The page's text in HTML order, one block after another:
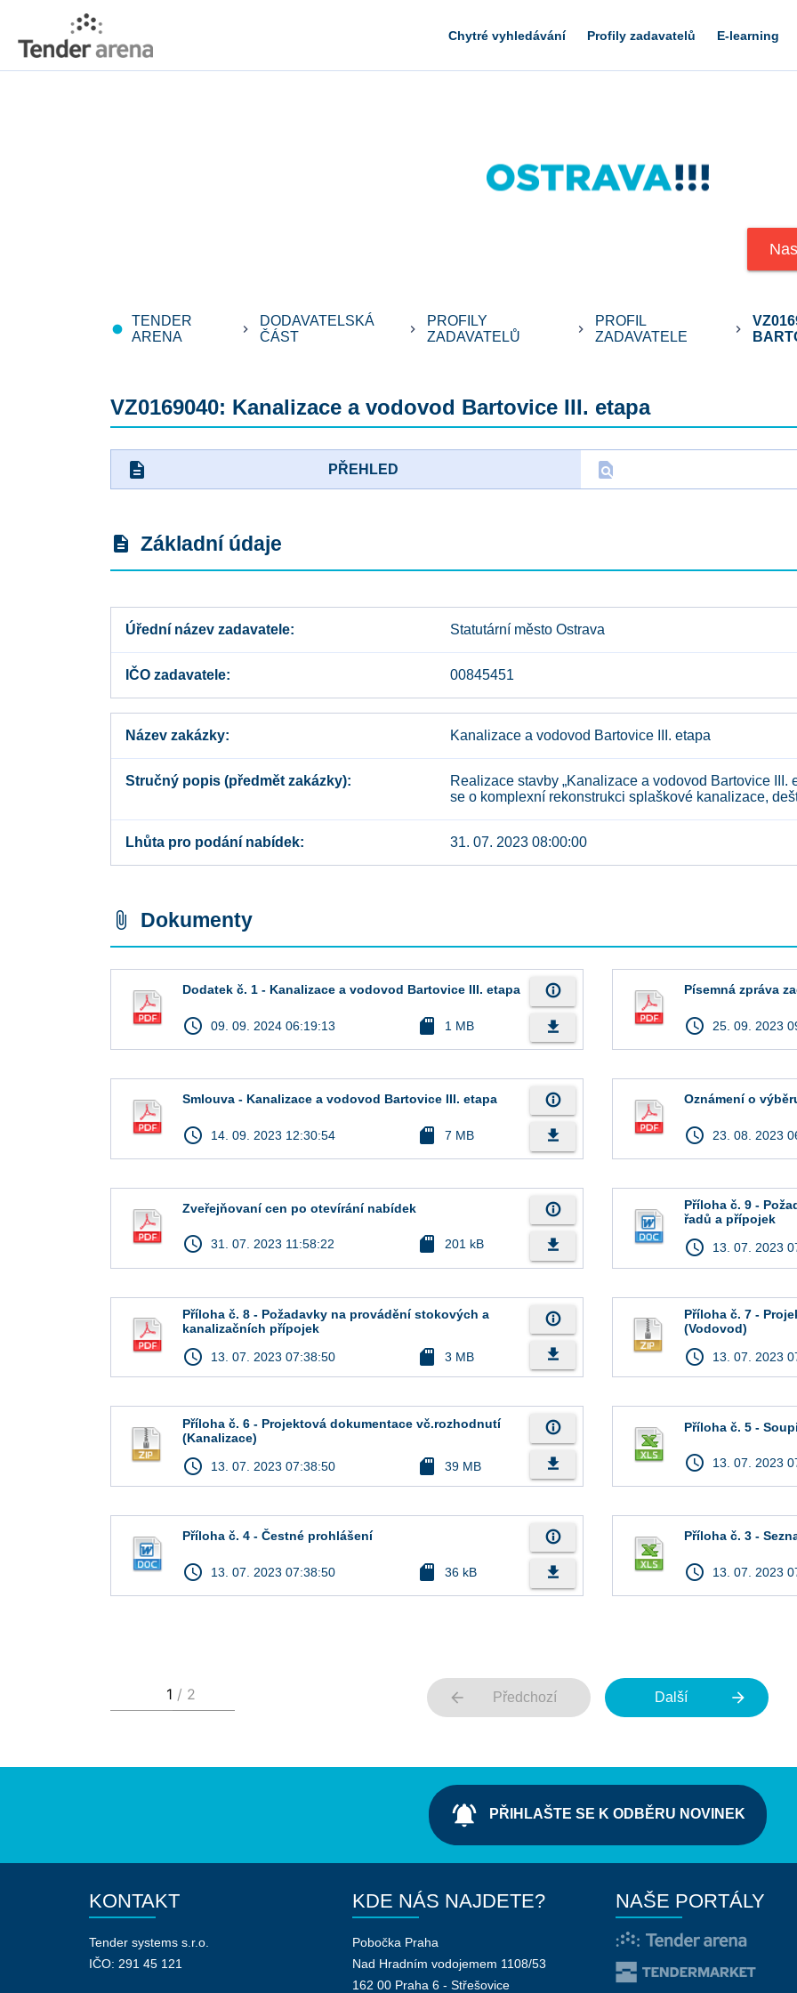
Chytré vyhledávání Profily zadavatelů E-learning
fiber_manual_record
TENDER
ARENA
keyboard_arrow_right
DODAVATELSKÁ
ČÁST
keyboard_arrow_right
PROFILY
ZADAVATELŮ
keyboard_arrow_right
PROFIL
ZADAVATELE
keyboard_arrow_right
VZ0169040: Kanalizace a vodovod Bartovice III. etapa
description PŘEHLED find_in_page
description Základní údaje
Úřední název zadavatele Statutární město Ostrava
IČO zadavatele 00845451
Název zakázky Kanalizace a vodovod Bartovice III. etapa
Stručný popis (předmět zakázky)
Realizace stavby „Kanalizace a vodovod Bartovice III.
se o komplexní rekonstrukci splaškové kanalizace,
Lhůta pro podání nabídek 31. 07. 2023 08:00:00
attach_file Dokumenty
Dodatek č. 1 - Kanalizace a vodovod Bartovice III. etapa
access_time 09. 09. 2024 06:19:13 sd_card 1 MB
info_outline
file_download
Písemná zpráva
access_time 25. 09. 2023
Smlouva - Kanalizace a vodovod Bartovice III. etapa
access_time 14. 09. 2023 12:30:54 sd_card 7 MB
info_outline
file_download
Oznámení o
access_time 23. 08. 2023
Zveřejňovaní cen po otevírání nabídek
access_time 31. 07. 2023 11:58:22 sd_card 201 kB
info_outline
file_download
Příloha č. 9 -
řadů a přípojek
access_time 13. 07. 2023
Příloha č. 8 - Požadavky na provádění stokových a
kanalizačních přípojek
access_time 13. 07. 2023 07:38:50 sd_card 3 MB
info_outline
file_download
Příloha č. 7 -
(Vodovod)
access_time 13. 07. 2023
Příloha č. 6 - Projektová dokumentace vč.rozhodnutí
(Kanalizace)
access_time 13. 07. 2023 07:38:50 sd_card 39 MB
info_outline
file_download
Příloha č. 5 -
access_time 13. 07. 2023
Příloha č. 4 - Čestné prohlášení
access_time 13. 07. 2023 07:38:50 sd_card 36 kB
info_outline
file_download
Příloha č. 3 -
access_time 13. 07. 2023
arrow_back Předchozí Další arrow_forward
notifications_active PŘIHLAŠTE SE K ODBĚRU NOVINEK
KONTAKT
Tender systems s.r.o.
IČO: 291 45 121
KDE NÁS NAJDETE?
Pobočka Praha
Nad Hradním vodojemem 1108/53
162 00 Praha 6 - Střešovice
NAŠE PORTÁLY